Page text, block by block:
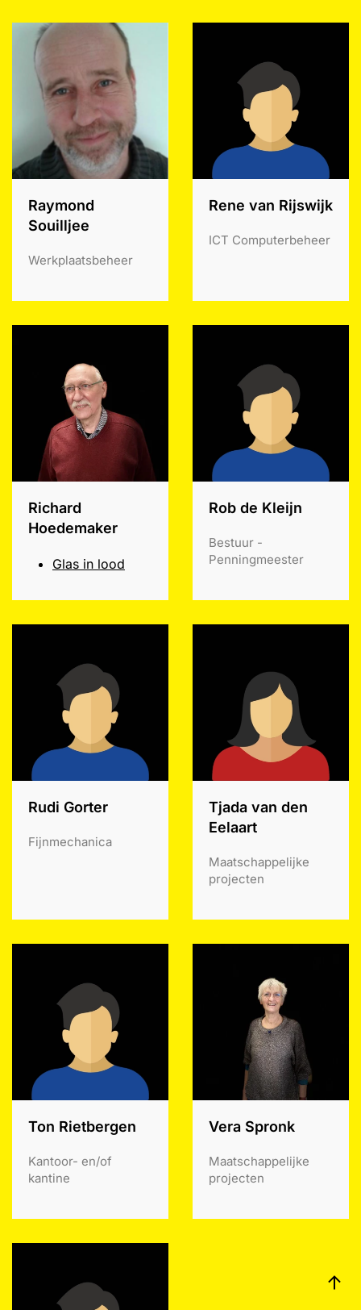
Raymond
Souilljee
Werkplaatsbeheer
Rene van Rijswijk
ICT Computerbeheer
Richard
Hoedemaker
Glas in lood
Rob de Kleijn
Bestuur -
Penningmeester
Rudi Gorter
Fijnmechanica
Tjada van den
Eelaart
Maatschappelijke
projecten
Ton Rietbergen
Kantoor- en/of
kantine
Vera Spronk
Maatschappelijke
projecten